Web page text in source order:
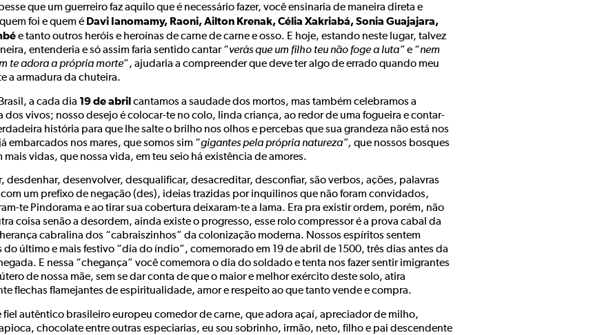
que um guerreiro faz aquilo que é necessário fazer, você ensinaria de maneira direta e
foi e quem é Davi Ianomamy, Raoni, Ailton Krenak, Célia Xakriabá, Sonia Guajajara,
e tanto outros heróis e heroínas de carne de carne e osso. E hoje, estando neste lugar, talvez
entenderia e só assim faria sentido cantar “verás que um filho teu não foge a luta”e “nem
te adora a própria morte”, ajudaria a compreender que deve ter algo de errado quando meu
a armadura da chuteira.
a cada dia 19 de abril cantamos a saudade dos mortos, mas também celebramos a
dos vivos; nosso desejo é colocar-te no colo, linda criança, ao redor de uma fogueira e contar-
história para que lhe salte o brilho nos olhos e percebas que sua grandeza não está nos
embarcados nos mares, que somos sim “gigantes pela própria natureza”, que nossos bosques
mais vidas, que nossa vida, em teu seio há existência de amores.
desdenhar, desenvolver, desqualificar, desacreditar, desconfiar, são verbos, ações, palavras
um prefixo de negação (des), ideias trazidas por inquilinos que não foram convidados,
te Pindorama e ao tirar sua cobertura deixaram-te a lama. Era pra existir ordem, porém, não
coisa senão a desordem, ainda existe o progresso, esse rolo compressor é a prova cabal da
cabralina dos “cabraiszinhos” da colonização moderna. Nossos espíritos sentem
do último e mais festivo “dia do índio”, comemorado em 19 de abril de 1500, três dias antes da
E nessa “chegança” você comemora o dia do soldado e tenta nos fazer sentir imigrantes
de nossa mãe, sem se dar conta de que o maior e melhor exército deste solo, atira
flechas flamejantes de espiritualidade, amor e respeito ao que tanto vende e compra.
fiel autêntico brasileiro europeu comedor de carne, que adora açaí, apreciador de milho,
chocolate entre outras especiarias, eu sou sobrinho, irmão, neto, filho e pai descendente